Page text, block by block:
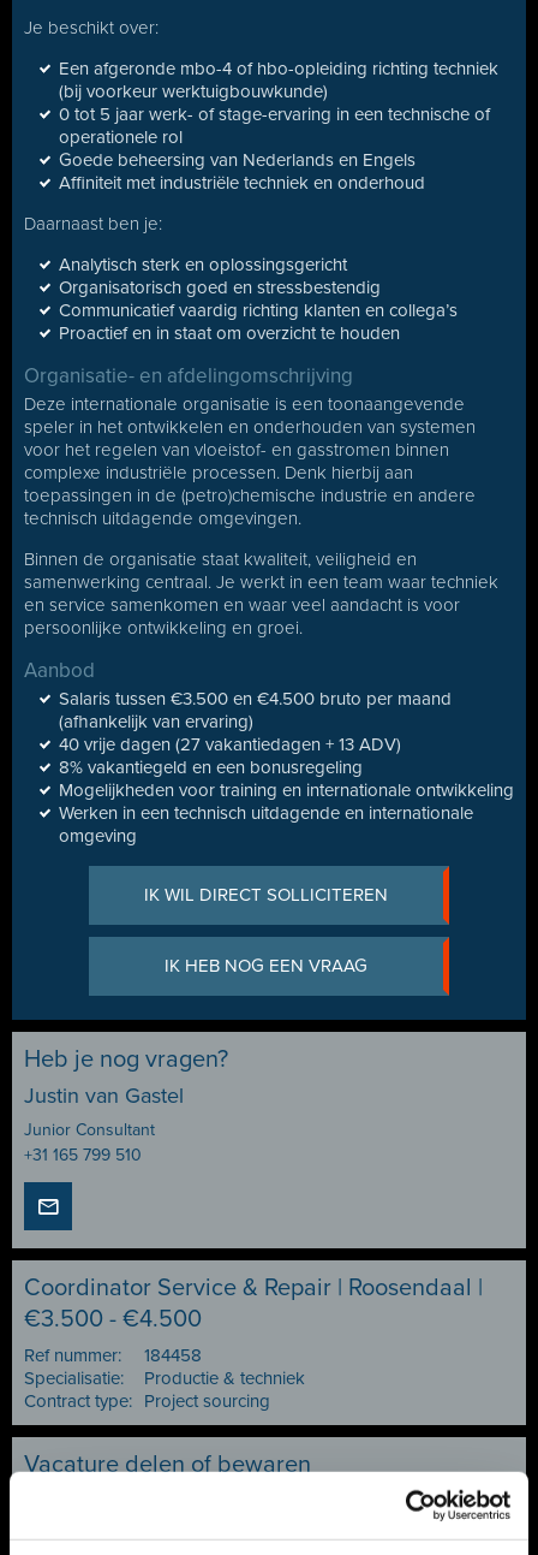
Je beschikt over:
Een afgeronde mbo-4 of hbo-opleiding richting techniek
(bij voorkeur werktuigbouwkunde)
0 tot 5 jaar werk- of stage-ervaring in een technische of
operationele rol
Goede beheersing van Nederlands en Engels
Affiniteit met industriële techniek en onderhoud
Daarnaast ben je:
Analytisch sterk en oplossingsgericht
Organisatorisch goed en stressbestendig
Communicatief vaardig richting klanten en collega’s
Proactief en in staat om overzicht te houden
Organisatie- en afdelingomschrijving
Deze internationale organisatie is een toonaangevende
speler in het ontwikkelen en onderhouden van systemen
voor het regelen van vloeistof- en gasstromen binnen
complexe industriële processen. Denk hierbij aan
toepassingen in de (petro)chemische industrie en andere
technisch uitdagende omgevingen.
Binnen de organisatie staat kwaliteit, veiligheid en
samenwerking centraal. Je werkt in een team waar techniek
en service samenkomen en waar veel aandacht is voor
persoonlijke ontwikkeling en groei.
Aanbod
Salaris tussen €3.500 en €4.500 bruto per maand
(afhankelijk van ervaring)
40 vrije dagen (27 vakantiedagen + 13 ADV)
8% vakantiegeld en een bonusregeling
Mogelijkheden voor training en internationale ontwikkeling
Werken in een technisch uitdagende en internationale
omgeving
IK WIL DIRECT SOLLICITEREN
IK HEB NOG EEN VRAAG
Heb je nog vragen?
Justin van Gastel
Junior Consultant
+31 165 799 510
Coordinator Service & Repair | Roosendaal |
€3.500 - €4.500
Ref nummer:
184458
Specialisatie:
Productie & techniek
Contract type:
Project sourcing
Vacature delen of bewaren